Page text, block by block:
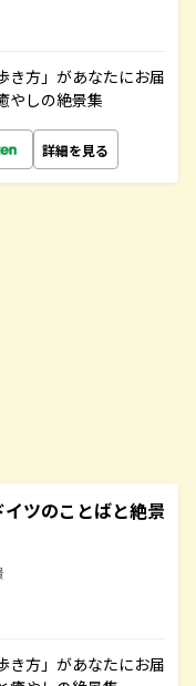
き方」があなたにお届
やしの絶景集
詳細を見る
ツのことばと絶景
き方」があなたにお届